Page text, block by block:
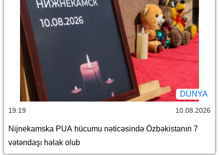
DÜNYA
19:19 10.08.2026
Nijnekamska PUA hücumu nəticəsində Özbəkistanın 7
vətəndaşı həlak olub